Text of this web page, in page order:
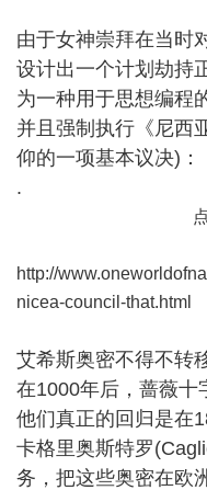
由于女神崇拜在当时
设计出一个计划劫持
为一种用于思想编程
并且强制执行《尼西
仰的一项基本议决)：
.
http://
nicea-council-that.html
艾希斯奥密不得不转
在1000年后，蔷薇十
他们真正的回归是在
卡格里奥斯特罗
务，把这些奥密在欧